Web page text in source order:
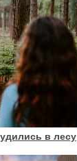
в лесу